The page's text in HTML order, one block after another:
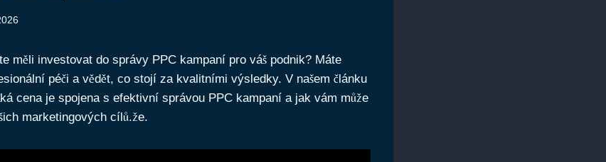
měli investovat do správy PPC kampaní pro váš podnik? Máte
péči a vědět, co stojí za kvalitními výsledky. V našem článku
cena je spojena s efektivní správou PPC kampaní a jak vám může
marketingových cílů.že.